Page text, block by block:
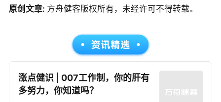
程序、治疗方案或健康计划时，医生应依赖自己的专业
原创文章: 方舟健客版权所有，未经许可不得转载。
涨点健识 | 007工作制，你的肝有
多努力，你知道吗？